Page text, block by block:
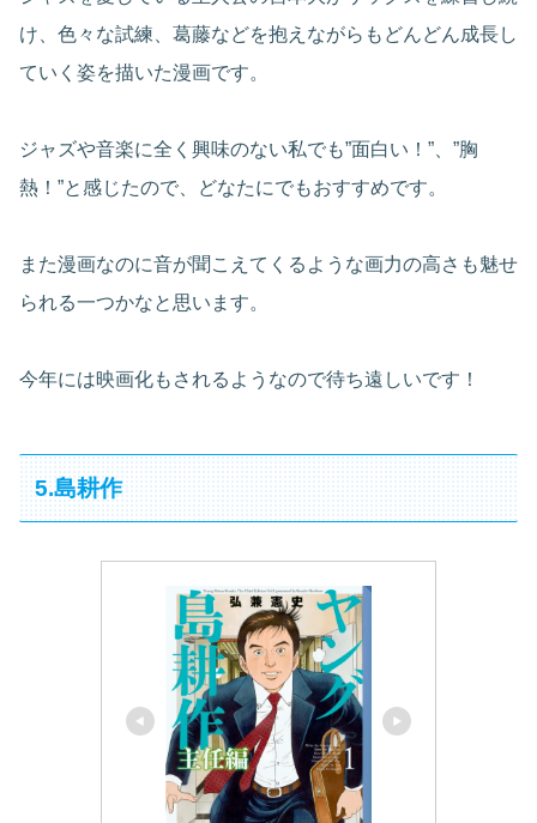
け、色々な試練、葛藤などを抱えながらもどんどん成長し
ていく姿を描いた漫画です。
ジャズや音楽に全く興味のない私でも”面白い！”、”胸
熱！”と感じたので、どなたにでもおすすめです。
また漫画なのに音が聞こえてくるような画力の高さも魅せ
られる一つかなと思います。
今年には映画化もされるようなので待ち遠しいです！
5.島耕作